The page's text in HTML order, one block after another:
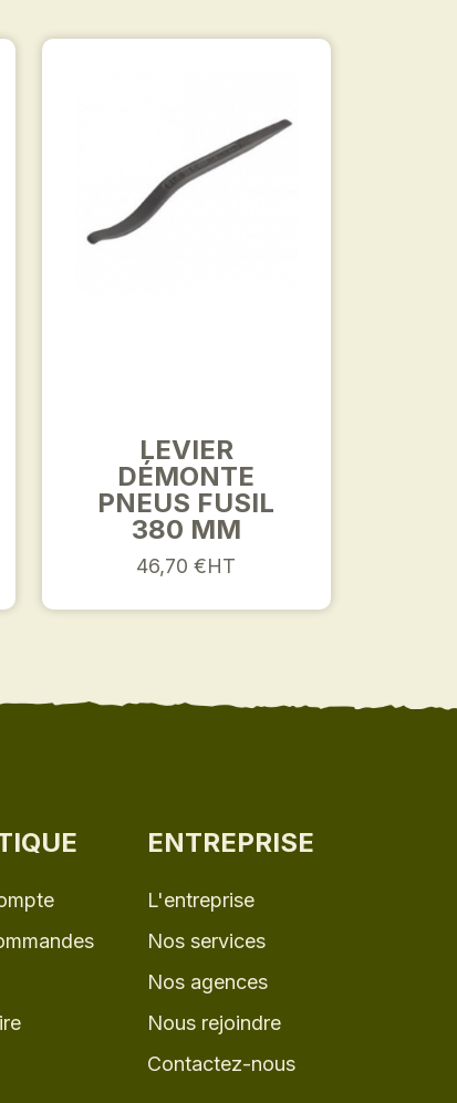
LEVIER
DÉMONTE
PNEUS FUSIL
380 MM
46,70 €HT
ENTREPRISE
L'entreprise
Nos services
Nos agences
Nous rejoindre
Contactez-nous